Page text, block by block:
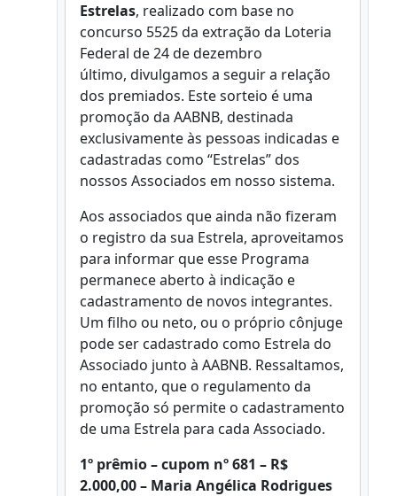
Estrelas, realizado com base no
concurso 5525 da extração da Loteria
Federal de 24 de dezembro
último, divulgamos a seguir a relação
dos premiados. Este sorteio é uma
promoção da AABNB, destinada
exclusivamente às pessoas indicadas e
cadastradas como “Estrelas” dos
nossos Associados em nosso sistema.
Aos associados que ainda não fizeram
o registro da sua Estrela, aproveitamos
para informar que esse Programa
permanece aberto à indicação e
cadastramento de novos integrantes.
Um filho ou neto, ou o próprio cônjuge
pode ser cadastrado como Estrela do
Associado junto à AABNB. Ressaltamos,
no entanto, que o regulamento da
promoção só permite o cadastramento
de uma Estrela para cada Associado.
1º prêmio– cupom nº 681 – R$
2.000,00 – Maria Angélica Rodrigues